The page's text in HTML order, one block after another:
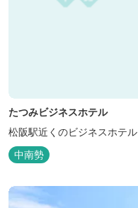
たつみビジネスホテル
松阪駅近くのビジネスホテル
中南勢